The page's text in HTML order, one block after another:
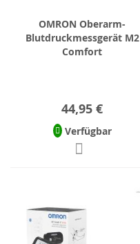
OMRON Oberarm-
Blutdruckmessgerät M2
Comfort
44,95 €
Verfügbar